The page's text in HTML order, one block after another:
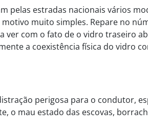
pelas estradas nacionais vários
muito simples. Repare no
com o fato de o vidro traseiro
a coexistência física do vidro
perigosa para o condutor,
o mau estado das escovas,